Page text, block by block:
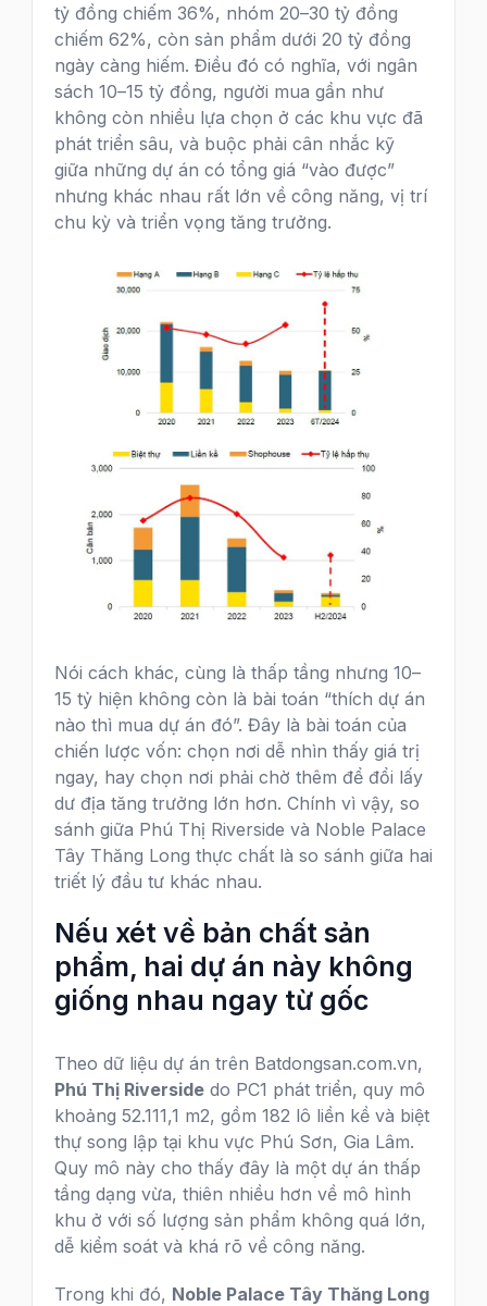
tỷ đồng chiếm 36%, nhóm 20–30 tỷ đồng
chiếm 62%, còn sản phẩm dưới 20 tỷ đồng
ngày càng hiếm. Điều đó có nghĩa, với ngân
sách 10–15 tỷ đồng, người mua gần như
không còn nhiều lựa chọn ở các khu vực đã
phát triển sâu, và buộc phải cân nhắc kỹ
giữa những dự án có tổng giá “vào được”
nhưng khác nhau rất lớn về công năng, vị trí
chu kỳ và triển vọng tăng trưởng.
Nói cách khác, cùng là thấp tầng nhưng 10–
15 tỷ hiện không còn là bài toán “thích dự án
nào thì mua dự án đó”. Đây là bài toán của
chiến lược vốn: chọn nơi dễ nhìn thấy giá trị
ngay, hay chọn nơi phải chờ thêm để đổi lấy
dư địa tăng trưởng lớn hơn. Chính vì vậy, so
sánh giữa Phú Thị Riverside và Noble Palace
Tây Thăng Long thực chất là so sánh giữa hai
triết lý đầu tư khác nhau.
Nếu xét về bản chất sản
phẩm, hai dự án này không
giống nhau ngay từ gốc
Theo dữ liệu dự án trên Batdongsan.com.vn,
Phú Thị Riverside do PC1 phát triển, quy mô
khoảng 52.111,1 m2, gồm 182 lô liền kề và biệt
thự song lập tại khu vực Phú Sơn, Gia Lâm.
Quy mô này cho thấy đây là một dự án thấp
tầng dạng vừa, thiên nhiều hơn về mô hình
khu ở với số lượng sản phẩm không quá lớn,
dễ kiểm soát và khá rõ về công năng.
Trong khi đó, Noble Palace Tây Thăng Long